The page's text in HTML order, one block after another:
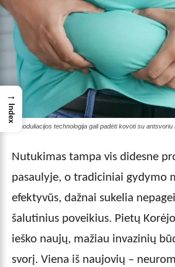
Neuromoduliacijos technologija gali padėti kovoti su
Nutukimas tampa vis didesne
pasaulyje, o tradiciniai gydymo
efektyvūs, dažnai sukelia
šalutinius poveikius. Pietų
ieško naujų, mažiau invazinių
svorį. Viena iš naujovių –
→
Index